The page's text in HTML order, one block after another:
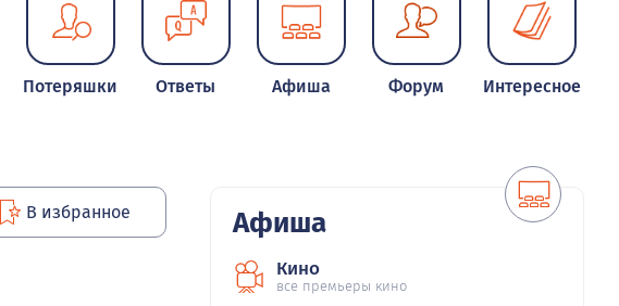
Потеряшки Ответы Афиша Форум Интересное
В избранное Афиша
Кино
все премьеры кино